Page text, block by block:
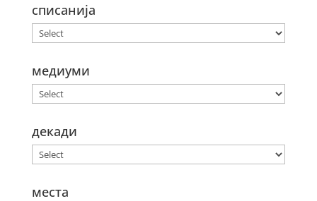
списанија
медиуми
декади
места